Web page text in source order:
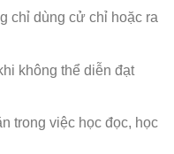
chỉ dùng cử chỉ hoặc ra
không thể diễn đạt
trong việc học đọc, học